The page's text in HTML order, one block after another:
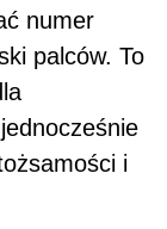
numer
palców. To
i